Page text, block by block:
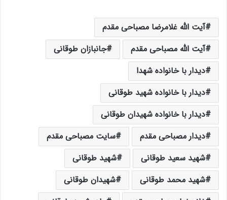
آیت الله غلامرضا مصباحی مقدم
آیت الله مصباحی مقدم
جانبازان طوقانی
دیدار با خانواده شهدا
دیدار با خانواده شهید طوقانی
دیدار با خانواده شهیدان طوقانی
دیدار مصباحی مقدم
سایت مصباحی مقدم
شهید سعید طوقانی
شهید طوقانی
شهید محمد طوقانی
شهیدان طوقانی